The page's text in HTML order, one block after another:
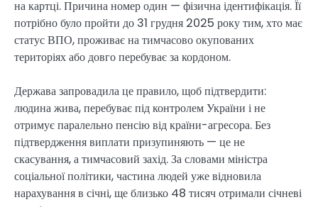
на картці. Причина номер один — фізична ідентифікація. Її
потрібно було пройти до 31 грудня 2025 року тим, хто має
статус ВПО, проживає на тимчасово окупованих
територіях або довго перебуває за кордоном.
Держава запровадила це правило, щоб підтвердити:
людина жива, перебуває під контролем України і не
отримує паралельно пенсію від країни-агресора. Без
підтвердження виплати призупиняють — це не
скасування, а тимчасовий захід. За словами міністра
соціальної політики, частина людей уже відновила
нарахування в січні, ще близько 48 тисяч отримали січневі